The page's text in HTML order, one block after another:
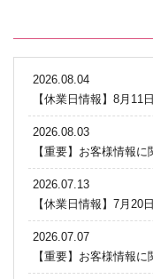
2026.08.04
【休業日情報】8月11
2026.08.03
【重要】お客様情報に
2026.07.13
【休業日情報】7月20
2026.07.07
【重要】お客様情報